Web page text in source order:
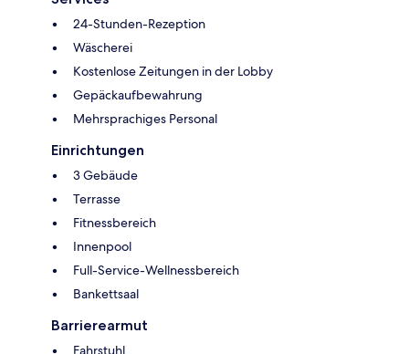
24-Stunden-Rezeption
Wäscherei
Kostenlose Zeitungen in der Lobby
Gepäckaufbewahrung
Mehrsprachiges Personal
Einrichtungen
3 Gebäude
Terrasse
Fitnessbereich
Innenpool
Full-Service-Wellnessbereich
Bankettsaal
Barrierearmut
Fahrstuhl